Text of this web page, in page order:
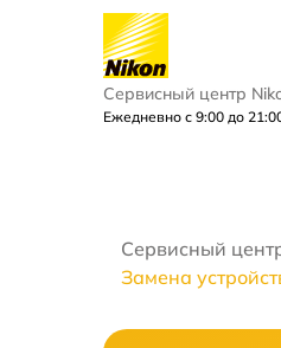
Сервисный центр
Ежедневно с 9:00 до
Сервисный
Замена